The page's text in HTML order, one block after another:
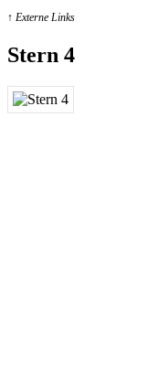
↑ Externe Links
Stern 4